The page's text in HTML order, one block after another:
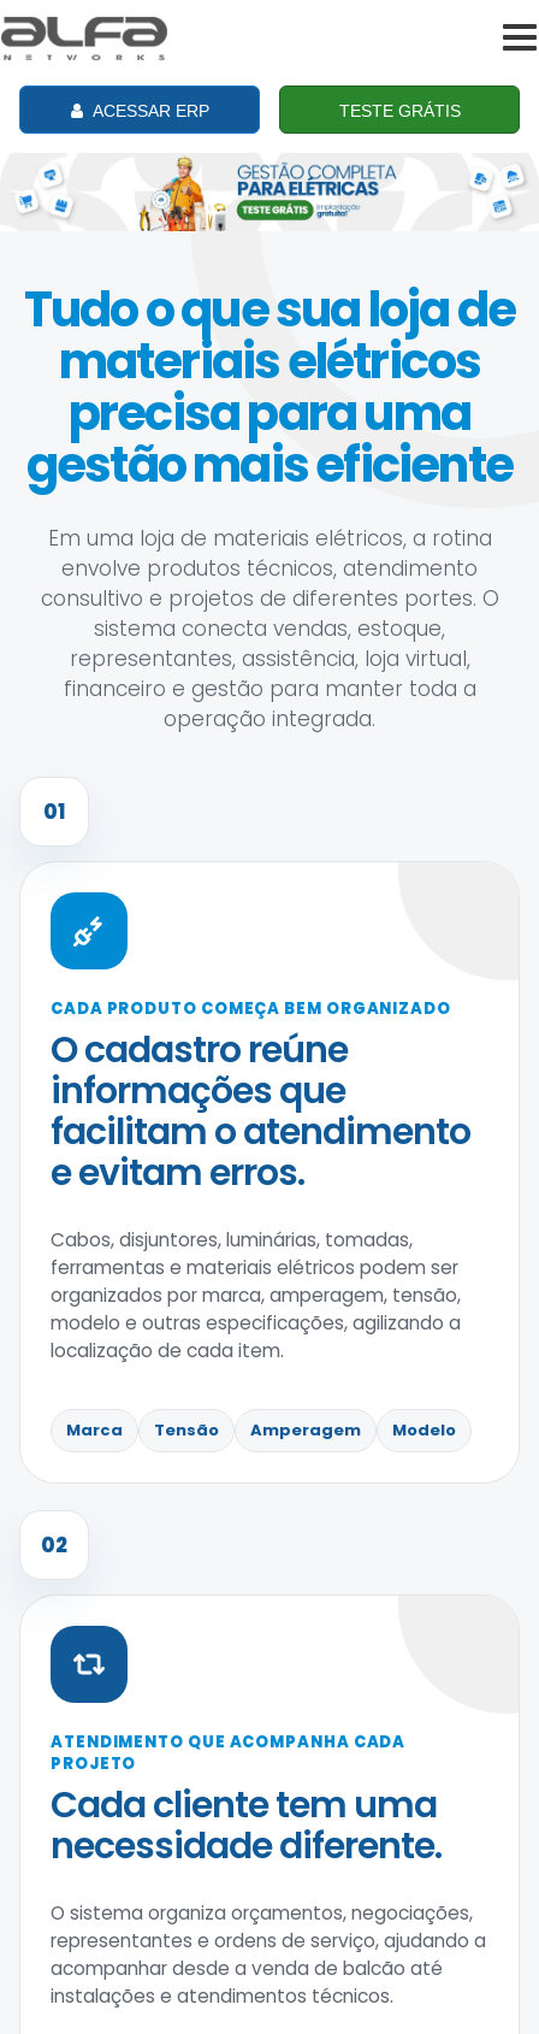
ACESSAR ERP TESTE GRÁTIS
Tudo o que sua loja de
materiais elétricos
precisa para uma
gestão mais eficiente
Em uma loja de materiais elétricos, a rotina
envolve produtos técnicos, atendimento
consultivo e projetos de diferentes portes. O
sistema conecta vendas, estoque,
representantes, assistência, loja virtual,
financeiro e gestão para manter toda a
operação integrada.
01
CADA PRODUTO COMEÇA BEM ORGANIZADO
O cadastro reúne
informações que
facilitam o atendimento
e evitam erros.
Cabos, disjuntores, luminárias, tomadas,
ferramentas e materiais elétricos podem ser
organizados por marca, amperagem, tensão,
modelo e outras especificações, agilizando a
localização de cada item.
Marca Tensão Amperagem Modelo
02
ATENDIMENTO QUE ACOMPANHA CADA
PROJETO
Cada cliente tem uma
necessidade diferente.
O sistema organiza orçamentos, negociações,
representantes e ordens de serviço, ajudando a
acompanhar desde a venda de balcão até
instalações e atendimentos técnicos.